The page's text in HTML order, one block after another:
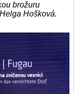
brožuru
Hošková.